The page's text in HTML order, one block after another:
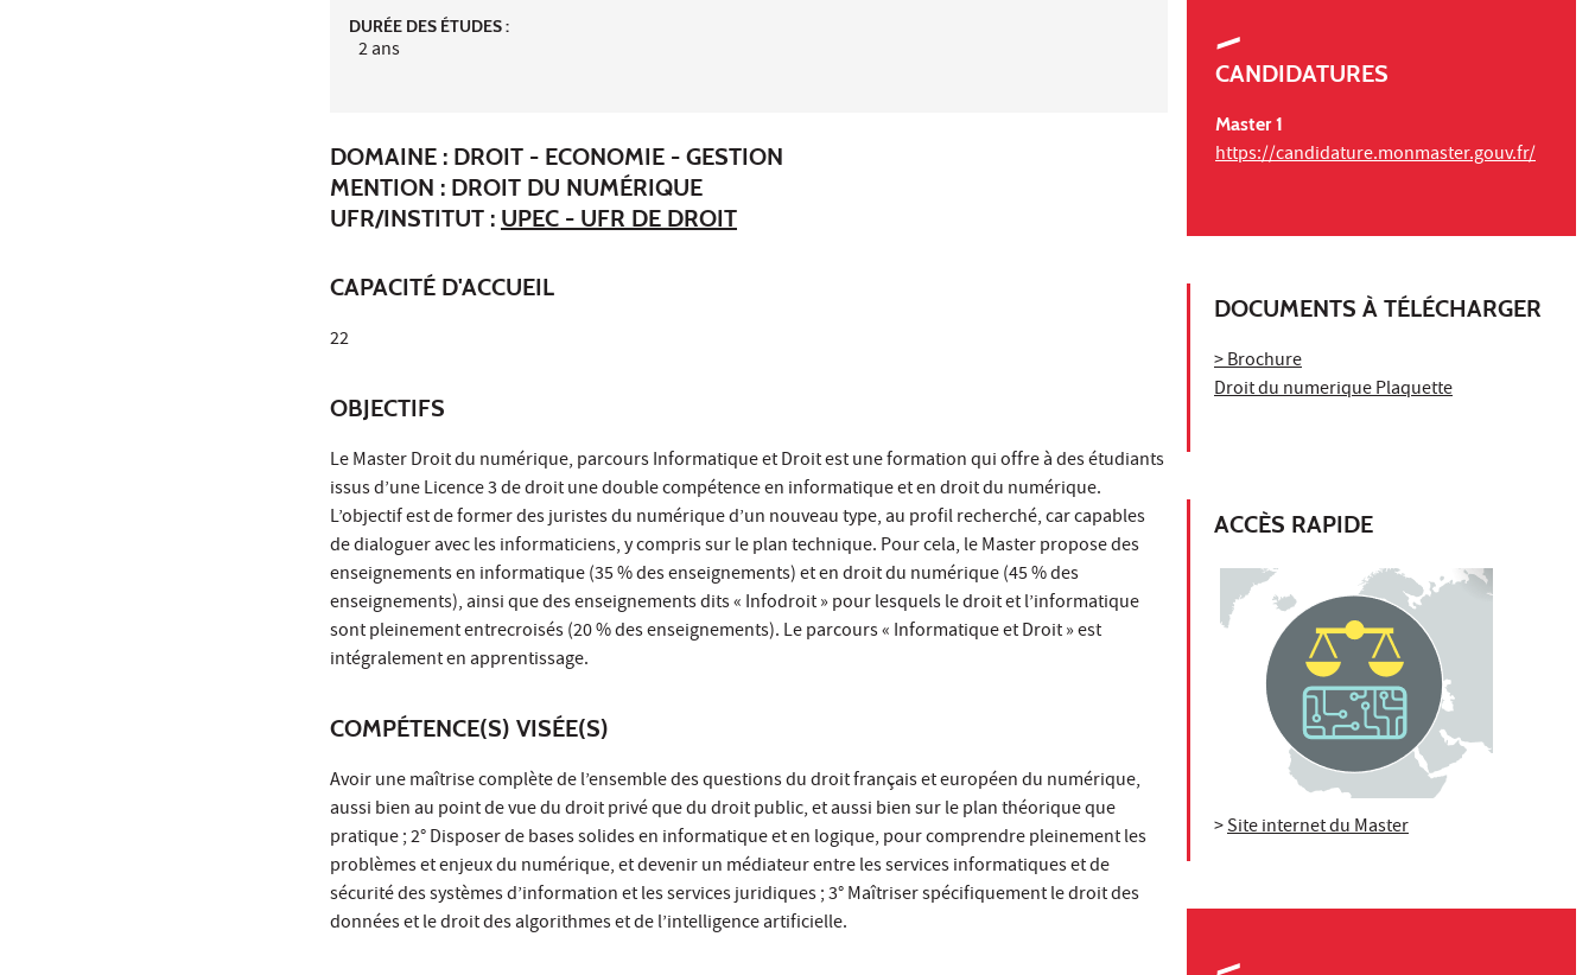
DURÉE DES ÉTUDES :
2 ans
DOMAINE : DROIT - ECONOMIE - GESTION
MENTION : DROIT DU NUMÉRIQUE
UFR/INSTITUT : UPEC - UFR DE DROIT
CAPACITÉ D'ACCUEIL
22
OBJECTIFS
Le Master Droit du numérique, parcours Informatique et Droit est une formation qui offre à des étudiants
issus d’une Licence 3 de droit une double compétence en informatique et en droit du numérique.
L’objectif est de former des juristes du numérique d’un nouveau type, au profil recherché, car capables
de dialoguer avec les informaticiens, y compris sur le plan technique. Pour cela, le Master propose des
enseignements en informatique (35 % des enseignements) et en droit du numérique (45 % des
enseignements), ainsi que des enseignements dits « Infodroit » pour lesquels le droit et l’informatique
sont pleinement entrecroisés (20 % des enseignements). Le parcours « Informatique et Droit » est
intégralement en apprentissage.
COMPÉTENCE(S) VISÉE(S)
Avoir une maîtrise complète de l’ensemble des questions du droit français et européen du numérique,
aussi bien au point de vue du droit privé que du droit public, et aussi bien sur le plan théorique que
pratique ; 2° Disposer de bases solides en informatique et en logique, pour comprendre pleinement les
problèmes et enjeux du numérique, et devenir un médiateur entre les services informatiques et de
sécurité des systèmes d’information et les services juridiques ; 3° Maîtriser spécifiquement le droit des
données et le droit des algorithmes et de l’intelligence artificielle.
CANDIDATURES
Master 1
https://candidature.monmaster.gouv.fr/
DOCUMENTS À TÉLÉCHARGER
> Brochure
Droit du numerique Plaquette
ACCÈS RAPIDE
>Site internet du Master